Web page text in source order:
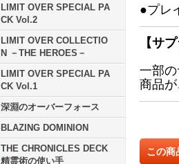
LIMIT OVER SPECIAL PA
CK Vol.2
LIMIT OVER COLLECTIO
N －THE HEROES－
LIMIT OVER SPECIAL PA
CK Vol.1
深淵のオーバーフォース
BLAZING DOMINION
THE CHRONICLES DECK
精霊術の使い手
●プレ
【サ
一部
商品が
この商